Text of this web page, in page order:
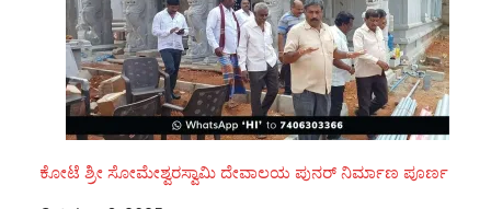
ಕೋಟೆ ಶ್ರೀ ಸೋಮೇಶ್ವರಸ್ವಾಮಿ ದೇವಾಲಯ ಪುನರ್‌ ನಿರ್ಮಾಣ ಪೂರ್ಣ